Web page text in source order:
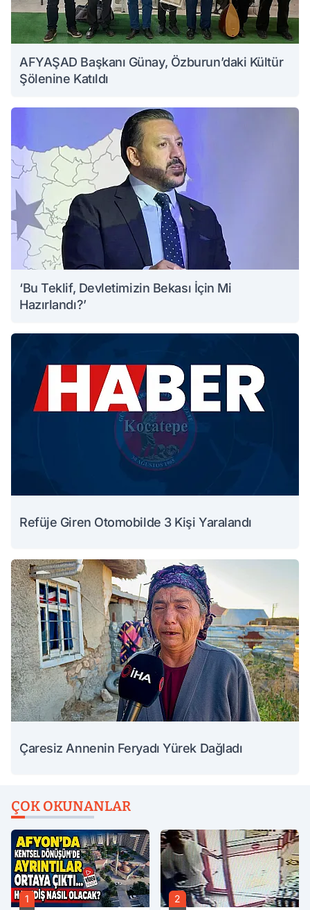
AFYAŞAD Başkanı Günay, Özburun’daki Kültür
Şölenine Katıldı
‘Bu Teklif, Devletimizin Bekası İçin Mi
Hazırlandı?’
Refüje Giren Otomobilde 3 Kişi Yaralandı
Çaresiz Annenin Feryadı Yürek Dağladı
ÇOK OKUNANLAR
1 2